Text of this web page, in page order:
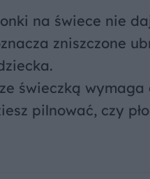
na świece nie
zniszczone
świeczką
pilnować, czy